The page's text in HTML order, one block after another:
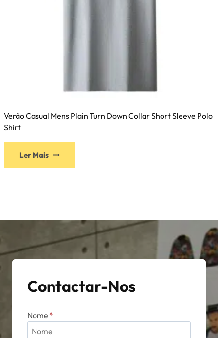
Verão Casual Mens Plain Turn Down Collar Short Sleeve Polo
Shirt
Ler Mais
Contactar-Nos
Nome *